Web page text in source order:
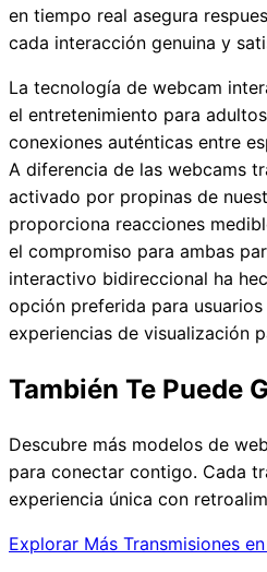
en tiempo real asegura
cada interacción genuina y
La tecnología de webcam
el entretenimiento para
conexiones auténticas entre
A diferencia de las webcams
activado por propinas de
proporciona reacciones
el compromiso para ambas
interactivo bidireccional ha
opción preferida para
experiencias de visualización
También Te Puede
Descubre más modelos de
para conectar contigo. Cada
experiencia única con
Explorar Más Transmisiones